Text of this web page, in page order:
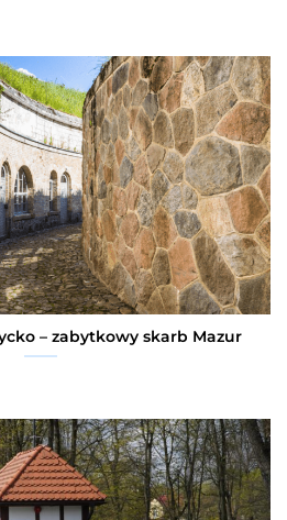
– zabytkowy skarb Mazur